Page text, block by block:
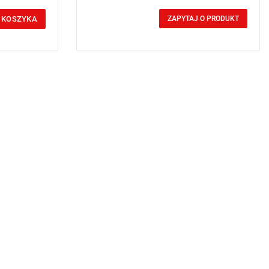
KOSZYKA ZAPYTAJ O PRODUKT